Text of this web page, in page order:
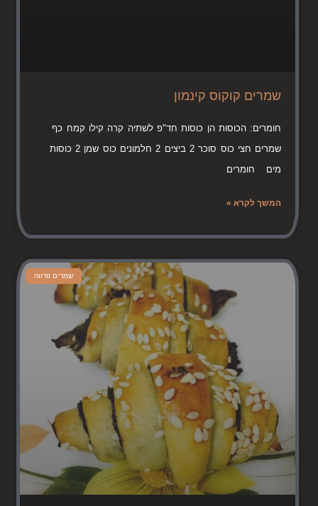
שמרים קוקוס קינמון
חומרים: הכוסות הן כוסות חד"פ לשתיה קרה קילו קמח כף
שמרים חצי כוס סוכר 2 ביצים 2 חלמונים כוס שמן 2 כוסות
מים חומרים
המשך לקרא »
שמרים פרווה